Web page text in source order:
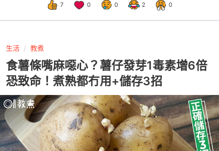
7 0 0 2 0
生活 教煮
食薯條嘴麻噁心？薯仔發芽1毒素增6倍
恐致命！煮熟都冇用+儲存3招